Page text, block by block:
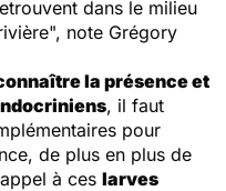
dans le milieu
", note Grégory
la présence et
, il faut
pour
de plus en plus de
à ces larves